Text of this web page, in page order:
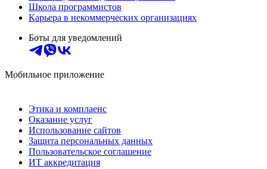
Школа программистов
Карьера в некоммерческих организациях
Боты для уведомлений
Мобильное приложение
Этика и комплаенс
Оказание услуг
Использование сайтов
Защита персональных данных
Пользовательское соглашение
ИТ аккредитация